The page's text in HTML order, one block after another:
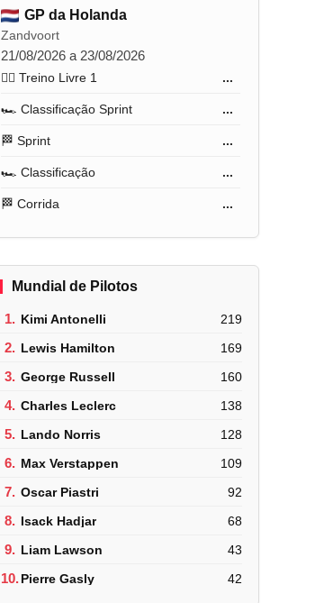
GP da Holanda
Zandvoort
21/08/2026 a 23/08/2026
🏋️‍♂️ Treino Livre 1 ...
🏎️ Classificação Sprint ...
🏁 Sprint ...
🏎️ Classificação ...
🏁 Corrida ...
Mundial de Pilotos
1. Kimi Antonelli 219
2. Lewis Hamilton 169
3. George Russell 160
4. Charles Leclerc 138
5. Lando Norris 128
6. Max Verstappen 109
7. Oscar Piastri 92
8. Isack Hadjar 68
9. Liam Lawson 43
10.Pierre Gasly 42